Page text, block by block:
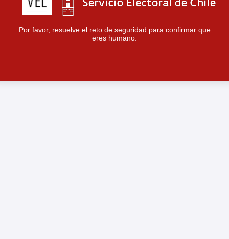
Por favor, resuelve el reto de seguridad para confirmar que
eres humano.